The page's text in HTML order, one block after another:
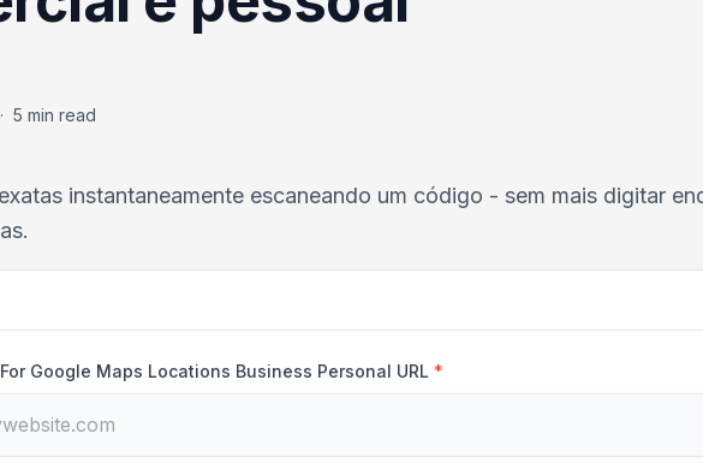
· 5 min read
instantaneamente escaneando um código - sem mais digitar
Google Maps Locations Business Personal URL *